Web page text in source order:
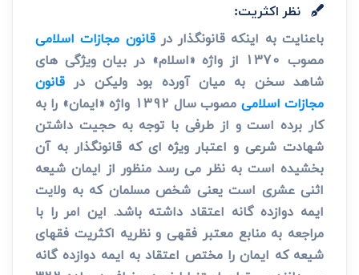
نظر اکثریت:
باعنایت به اینکه قانونگذار درقانون مجازات اسلامی
مصوب 1370 از واژه «اسلام» در بیان ویژگی های
شاهد سخن به میان آورده بود ولیکن در قانون
مجازات اسلامی
مصوب سال 1392 واژه «ایمان» را به
کار برده است و از طرفی با توجه به حجیت داشتن
شهادت شرعی و اعتبار ویژه ای که قانونگذار به آن
بخشیده است به نظر می رسد منظور از ایمان شیعه
اثنی عشری است یعنی شخص مسلمان که به ولایت
ایمه دوازده گانه اعتقاد داشته باشد. این امر را با
مراجعه به منابع معتبر فقهی و نظریه اکثریت فقهای
شیعه که ایمان را مختص اعتقاد به ایمه دوازده گانه